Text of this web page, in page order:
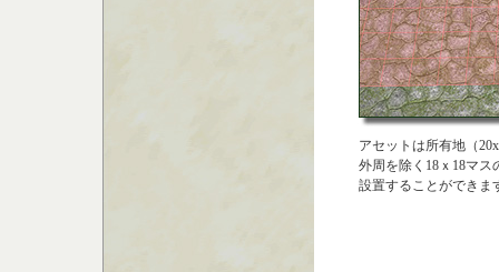
アセットは所有地（
外周を除く18ｘ18マス
設置することができま